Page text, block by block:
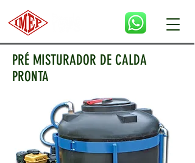
PRÉ MISTURADOR DE CALDA
PRONTA